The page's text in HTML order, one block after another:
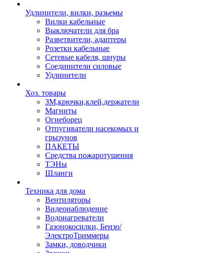
Удлинители, вилки, разьемы
Вилки кабельные
Выключатели для бра
Разветвители, адаптеры
Розетки кабельные
Сетевые кабеля, шнуры
Соединители силовые
Удлинители
Хоз. товары
ЗМ,крючки,клей,держатели
Магниты
Огнеборец
Отпугиватели насекомых и
грызунов
ПАКЕТЫ
Средства пожаротушения
ТЭНы
Шланги
Техника для дома
Вентиляторы
Видеонаблюдение
Водонагреватели
Газонокосилки, Бензо/
ЭлектроТриммеры
Замки, доводчики